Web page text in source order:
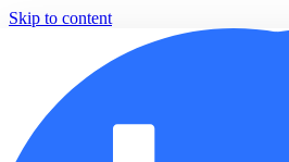
Skip to content